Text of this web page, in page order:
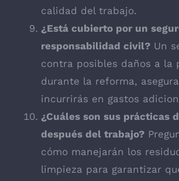
calidad del trabajo.
¿Está cubierto por un
responsabilidad civil? Un
contra posibles daños a la
durante la reforma,
incurrirás en gastos
¿Cuáles son sus prácticas
después del trabajo?
cómo manejarán los
limpieza para garantizar